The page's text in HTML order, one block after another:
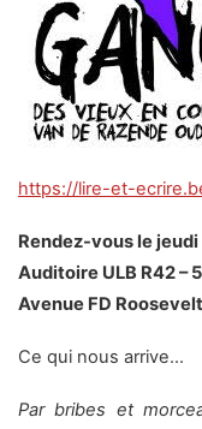
https://lire-et-
Rendez-vous le
Auditoire ULB R42 –
Avenue FD
Ce qui nous arrive…
Par bribes et